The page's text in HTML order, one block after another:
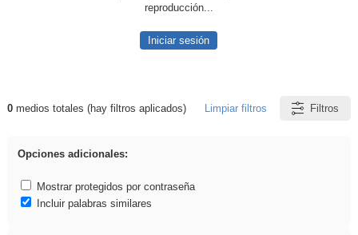
reproducción...
Iniciar sesión
Resultados de: VDj
0medios totales (hay filtros aplicados) Limpiar filtros Filtros
Opciones adicionales:
Mostrar protegidos por contraseña
Incluir palabras similares